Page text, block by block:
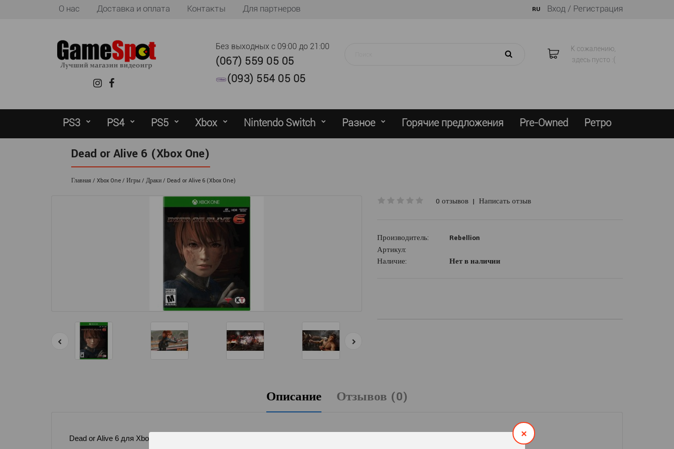
×
О нас Доставка и оплата Контакты Для партнеров RU Вход / Регистрация
Без выходных с 09:00 до 21:00
(067) 559 05 05
(093) 554 05 05
К сожалению,
здесь пусто :(
PS3 PS4 PS5 Xbox Nintendo Switch Разное Горячие предложения Pre-Owned Ретро
Dead or Alive 6 (Xbox One)
Главная Xbox One Игры Драки Dead or Alive 6 (Xbox One)
0 отзывов | Написать отзыв
Производитель:
Rebellion
Артикул:
Наличие:
Нет в наличии
Описание Отзывов (0)
Dead or Alive 6 для Xbox One - это продолжение знаменитой серии файтингов.